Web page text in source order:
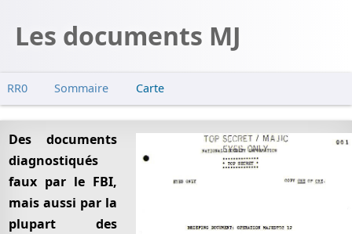
Les documents MJ
RR0 Sommaire
Documents
1er lot
Nouveaux documents
Enquête
Enquête officielle
Carte
Des documents
diagnostiqués
faux par le FBI,
mais aussi par la
plupart des